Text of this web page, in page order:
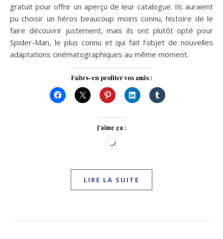
gratuit pour offrir un aperçu de leur catalogue. Ils auraient
pu choisir un héros beaucoup moins connu, histoire de le
faire découvrir justement, mais ils ont plutôt opté pour
Spider-Man, le plus connu et qui fait l’objet de nouvelles
adaptations cinématographiques au même moment.
Faites-en profiter vos amis :
J’aime ça :
Chargement…
LIRE LA SUITE